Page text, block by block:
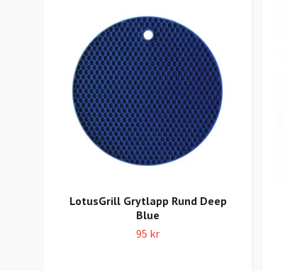
LotusGrill Grytlapp Rund Deep
Blue
95 kr